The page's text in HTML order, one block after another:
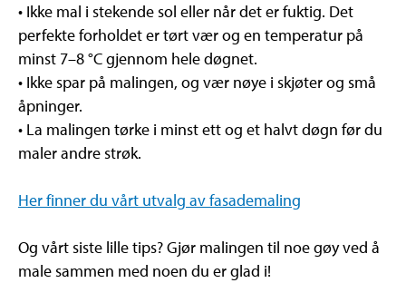
• Ikke mal i stekende sol eller når det er fuktig. Det
perfekte forholdet er tørt vær og en temperatur på
minst 7–8 °C gjennom hele døgnet.
• Ikke spar på malingen, og vær nøye i skjøter og små
åpninger.
• La malingen tørke i minst ett og et halvt døgn før du
maler andre strøk.
Her finner du vårt utvalg av fasademaling
Og vårt siste lille tips? Gjør malingen til noe gøy ved å
male sammen med noen du er glad i!